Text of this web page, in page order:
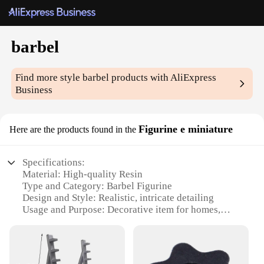
barbel
Find more stylebarbel products with AliExpress
Business
Here are the products found in the Figurine e miniature
Specifications:
Material: High-quality Resin
Type and Category: Barbel Figurine
Design and Style: Realistic, intricate detailing
Usage and Purpose: Decorative item for homes,
Shape or Size: Compact and portable, perfect for
display on shelves or desks
Performance and Property: Durable and resistant to